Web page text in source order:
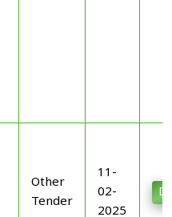
Other
Tender
11-
02-
2025